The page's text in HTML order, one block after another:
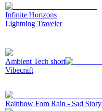
Infinite Horizons
Lightning Traveler
Ambient Tech short
Vibecraft
Rainbow Fom Rain - Sad Story